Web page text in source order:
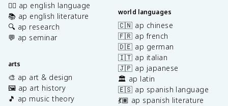
✍🏽 ap english language
📚 ap english literature
🔍 ap research
💬 ap seminar
arts
🎨 ap art & design
🖼️ ap art history
🎵 ap music theory
world languages
🇨🇳 ap chinese
🇫🇷 ap french
🇩🇪 ap german
🇮🇹 ap italian
🇯🇵 ap japanese
🏛️ ap latin
🇪🇸 ap spanish language
💃🏽 ap spanish literature